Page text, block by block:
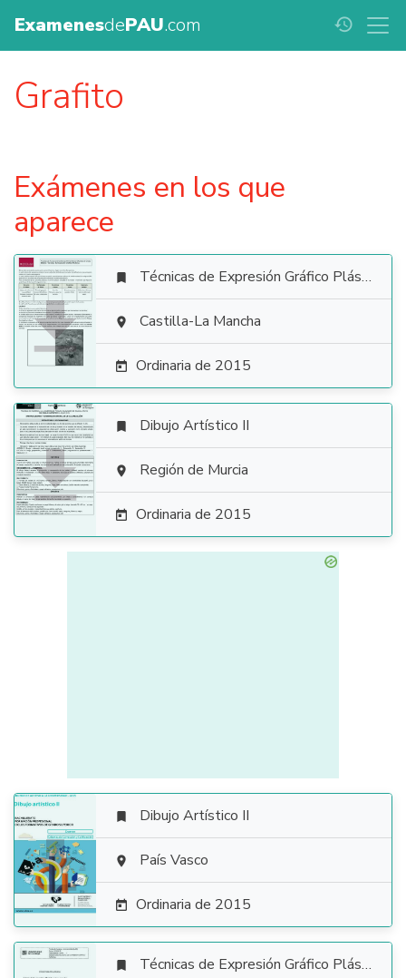
ExamenesdePAU.com history
Grafito
Exámenes en los que
aparece

 Técnicas de Expresión Gráfico Plástica
 Castilla-La Mancha
 Ordinaria de 2015

 Dibujo Artístico II
 Región de Murcia
 Ordinaria de 2015

 Dibujo Artístico II
 País Vasco
 Ordinaria de 2015
 Técnicas de Expresión Gráfico Plástica